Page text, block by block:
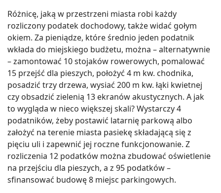
Różnicę, jaką w przestrzeni miasta robi każdy
rozliczony podatek dochodowy, także widać gołym
okiem. Za pieniądze, które średnio jeden podatnik
wkłada do miejskiego budżetu, można – alternatywnie
– zamontować 10 stojaków rowerowych, pomalować
15 przejść dla pieszych, położyć 4 m kw. chodnika,
posadzić trzy drzewa, wysiać 200 m kw. łąki kwietnej
czy obsadzić zielenią 13 ekranów akustycznych. A jak
to wygląda w nieco większej skali? Wystarczy 4
podatników, żeby postawić latarnię parkową albo
założyć na terenie miasta pasiekę składającą się z
pięciu uli i zapewnić jej roczne funkcjonowanie. Z
rozliczenia 12 podatków można zbudować oświetlenie
na przejściu dla pieszych, a z 95 podatków –
sfinansować budowę 8 miejsc parkingowych.